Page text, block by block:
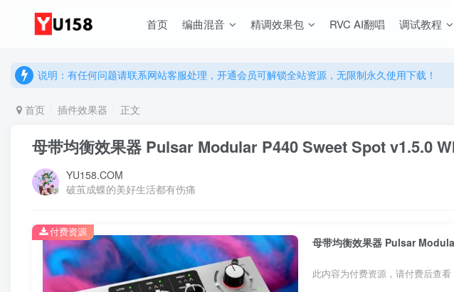
首页 编曲混音 精调效果包 RVC AI翻唱 调试教程
说明：有任何问题请联系网站客服处理，开通会员可解锁全站资源，无限制永久使用下载！
说明：有任何问题请联系网站客服处理，开通会员可解锁全站资源，无限制永久使用下载！
首页 插件效果器 正文
母带均衡效果器 Pulsar Modular P440 Sweet Spot v1.5.0
YU158.COM
破茧成蝶的美好生活都有伤痛
母带均衡效果器 Pulsar
此内容为付费资源，请付费后查看
付费资源